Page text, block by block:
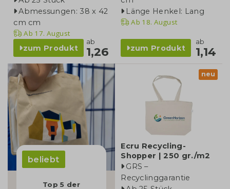
Abmessungen: 38 x 42
cm cm
Ab 17. August
zum Produkt
ab
1,26
Länge Henkel: Lang
Ab 18. August
zum Produkt
ab
1,14
beliebt
Top 5 der
neu
Ecru Recycling-
Shopper | 250 gr./m2
GRS –
Recyclinggarantie